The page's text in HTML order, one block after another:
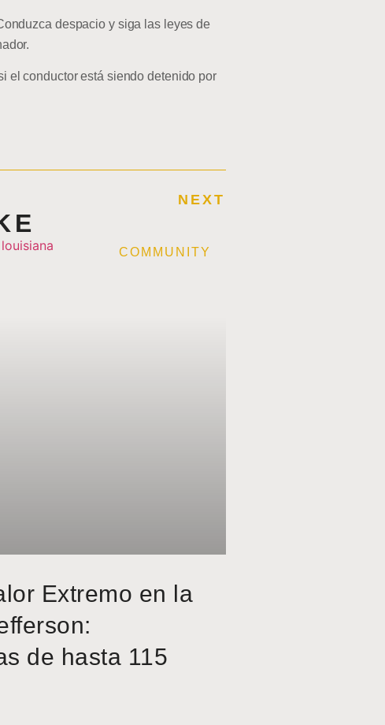
despacio y siga las leyes de
el conductor está siendo detenido por
NEXT
COMMUNITY
Extremo en la
de hasta 115